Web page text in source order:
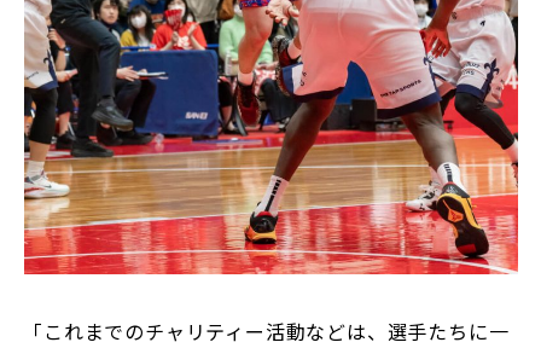
「これまでのチャリティー活動などは、選手たちに一